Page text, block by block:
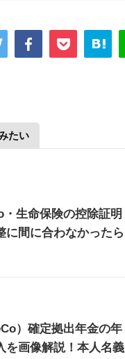
たい
生命保険の控除証明
に間に合わなかったら
）確定拠出年金の年
を画像解説！本人名義